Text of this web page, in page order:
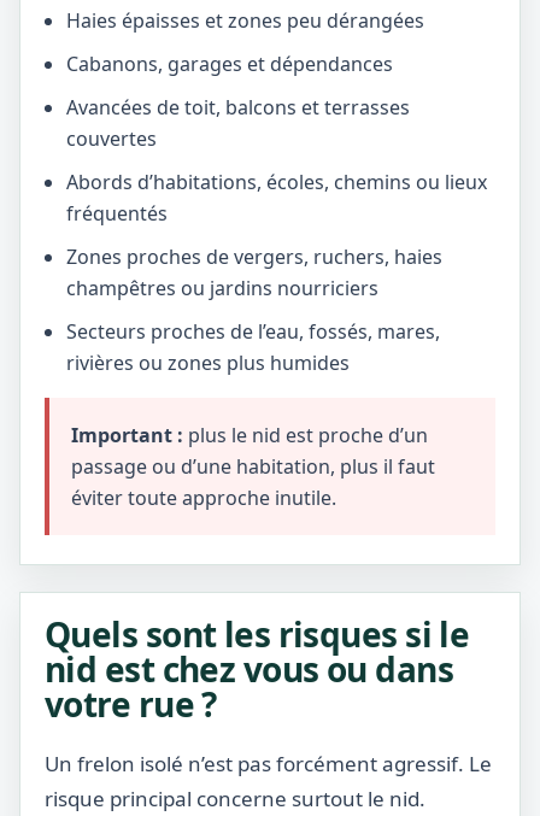
Haies épaisses et zones peu dérangées
Cabanons, garages et dépendances
Avancées de toit, balcons et terrasses
couvertes
Abords d’habitations, écoles, chemins ou lieux
fréquentés
Zones proches de vergers, ruchers, haies
champêtres ou jardins nourriciers
Secteurs proches de l’eau, fossés, mares,
rivières ou zones plus humides
Important : plus le nid est proche d’un
passage ou d’une habitation, plus il faut
éviter toute approche inutile.
Quels sont les risques si le
nid est chez vous ou dans
votre rue ?
Un frelon isolé n’est pas forcément agressif. Le
risque principal concerne surtout le nid.